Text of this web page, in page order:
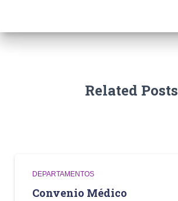
Related Posts
DEPARTAMENTOS
Convenio Médico